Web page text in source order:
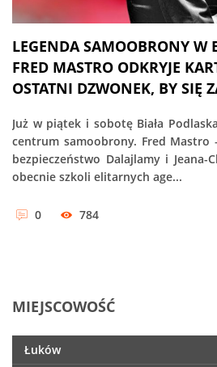
LEGENDA SAMOOBRONY W
FRED MASTRO ODKRYJE
OSTATNI DZWONEK, BY SIĘ
Już w piątek i sobotę Biała
centrum samoobrony. Fred Mastro
bezpieczeństwo Dalajlamy i Jeana-
obecnie szkoli elitarnych age...
0 784
MIEJSCOWOŚĆ
Łuków